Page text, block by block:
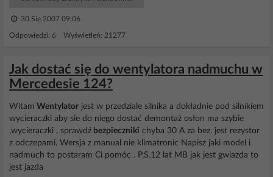
30 Sie 2007 09:06
Odpowiedzi: 6 Wyświetleń: 21277
Jak dostać się do wentylatora nadmuchu w
Mercedesie 124?
Witam Wentylator jest w przedziale silnika a dokładnie pod silnikiem
wycieraczki aby sie do niego dostać demontaż osłon ma szybie
,wycieraczki . sprawdź bezpieczniki chyba 30 A za bez. jest rezystor
z odczepami. Wersja z manual nie klimatronic Napisz jaki model i
nadmuch to postaram Ci pomóc . P.S.12 lat MB jak jest gwiazda to
jest jazda